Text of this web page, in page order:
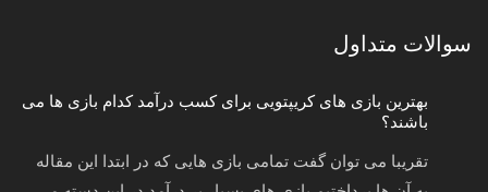
سوالات متداول
بهترین بازی های کریپتویی برای کسب درآمد کدام بازی ها می
باشند؟
تقریبا می توان گفت تمامی بازی هایی که در ابتدا این مقاله